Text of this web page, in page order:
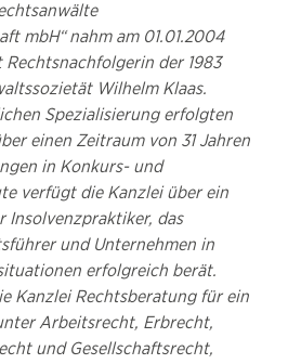
mbH“ nahm am 01.01.2004
der 1983
Wilhelm Klaas.
Spezialisierung erfolgten
einen Zeitraum von 31 Jahren
in Konkurs- und
verfügt die Kanzlei über ein
Insolvenzpraktiker, das
und Unternehmen in
erfolgreich berät.
Kanzlei Rechtsberatung für ein
Arbeitsrecht, Erbrecht,
und Gesellschaftsrecht,